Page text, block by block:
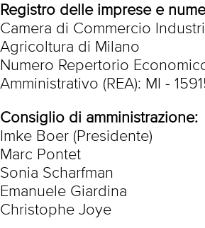
Registro delle imprese e
Camera di Commercio
Agricoltura di Milano
Numero Repertorio
Amministrativo (REA): MI -
Consiglio di amministrazione:
Imke Boer (Presidente)
Marc Pontet
Sonia Scharfman
Emanuele Giardina
Christophe Joye